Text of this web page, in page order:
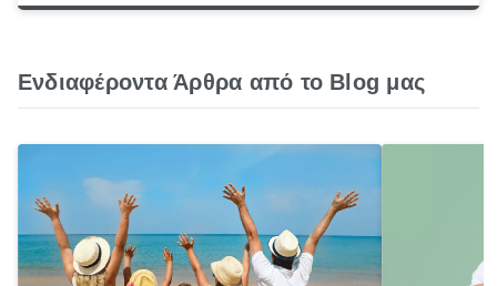
Ενδιαφέροντα Άρθρα από το Blog μας